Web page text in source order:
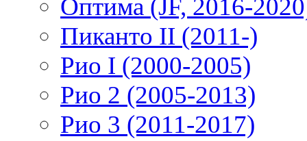
Оптима (JF, 2016-
Пиканто II (2011-)
Рио I (2000-2005)
Рио 2 (2005-2013)
Рио 3 (2011-2017)